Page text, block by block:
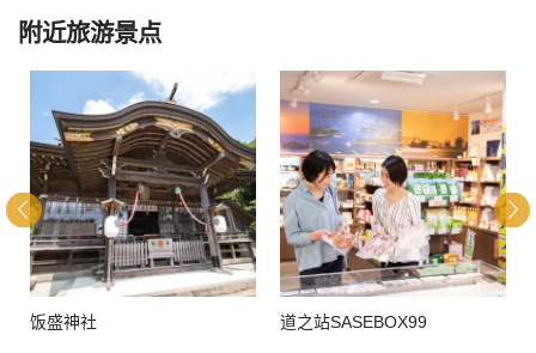
附近旅游景点
饭盛神社 道之站SASEBOX99